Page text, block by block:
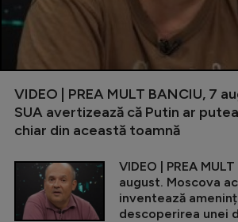
VIDEO | PREA MULT BANCIU, 7
SUA avertizează că Putin ar
chiar din această toamnă
VIDEO | PREA
august. Moscova
inventează
descoperirea unei